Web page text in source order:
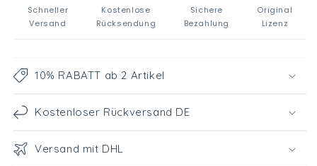
Schneller
Versand
Kostenlose
Rücksendung
Sichere
Bezahlung
Original
Lizenz
10% RABATT ab 2 Artikel
Kostenloser Rückversand DE
Versand mit DHL